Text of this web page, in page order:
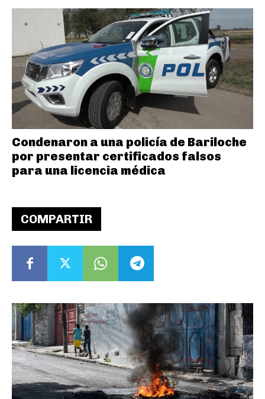
COMPARTIR
Condenaron a una policía de Bariloche
por presentar certificados falsos
para una licencia médica